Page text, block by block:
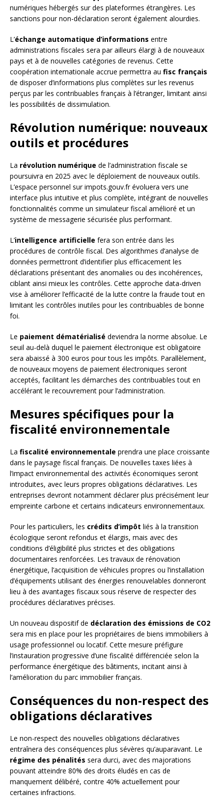
numériques hébergés sur des plateformes étrangères. Les
sanctions pour non-déclaration seront également alourdies.
L’échange automatique d’informations entre
administrations fiscales sera par ailleurs élargi à de nouveaux
pays et à de nouvelles catégories de revenus. Cette
coopération internationale accrue permettra au fisc français
de disposer d’informations plus complètes sur les revenus
perçus par les contribuables français à l’étranger, limitant ainsi
les possibilités de dissimulation.
Révolution numérique: nouveaux
outils et procédures
La révolution numérique de l’administration fiscale se
poursuivra en 2025 avec le déploiement de nouveaux outils.
L’espace personnel sur impots.gouv.fr évoluera vers une
interface plus intuitive et plus complète, intégrant de nouvelles
fonctionnalités comme un simulateur fiscal amélioré et un
système de messagerie sécurisée plus performant.
L’intelligence artificielle fera son entrée dans les
procédures de contrôle fiscal. Des algorithmes d’analyse de
données permettront d’identifier plus efficacement les
déclarations présentant des anomalies ou des incohérences,
ciblant ainsi mieux les contrôles. Cette approche data-driven
vise à améliorer l’efficacité de la lutte contre la fraude tout en
limitant les contrôles inutiles pour les contribuables de bonne
foi.
Le paiement dématérialisé deviendra la norme absolue. Le
seuil au-delà duquel le paiement électronique est obligatoire
sera abaissé à 300 euros pour tous les impôts. Parallèlement,
de nouveaux moyens de paiement électroniques seront
acceptés, facilitant les démarches des contribuables tout en
accélérant le recouvrement pour l’administration.
Mesures spécifiques pour la
fiscalité environnementale
La fiscalité environnementale prendra une place croissante
dans le paysage fiscal français. De nouvelles taxes liées à
l’impact environnemental des activités économiques seront
introduites, avec leurs propres obligations déclaratives. Les
entreprises devront notamment déclarer plus précisément leur
empreinte carbone et certains indicateurs environnementaux.
Pour les particuliers, les crédits d’impôt liés à la transition
écologique seront refondus et élargis, mais avec des
conditions d’éligibilité plus strictes et des obligations
documentaires renforcées. Les travaux de rénovation
énergétique, l’acquisition de véhicules propres ou l’installation
d’équipements utilisant des énergies renouvelables donneront
lieu à des avantages fiscaux sous réserve de respecter des
procédures déclaratives précises.
Un nouveau dispositif de déclaration des émissions de CO2
sera mis en place pour les propriétaires de biens immobiliers à
usage professionnel ou locatif. Cette mesure préfigure
l’instauration progressive d’une fiscalité différenciée selon la
performance énergétique des bâtiments, incitant ainsi à
l’amélioration du parc immobilier français.
Conséquences du non-respect des
obligations déclaratives
Le non-respect des nouvelles obligations déclaratives
entraînera des conséquences plus sévères qu’auparavant. Le
régime des pénalités sera durci, avec des majorations
pouvant atteindre 80% des droits éludés en cas de
manquement délibéré, contre 40% actuellement pour
certaines infractions.